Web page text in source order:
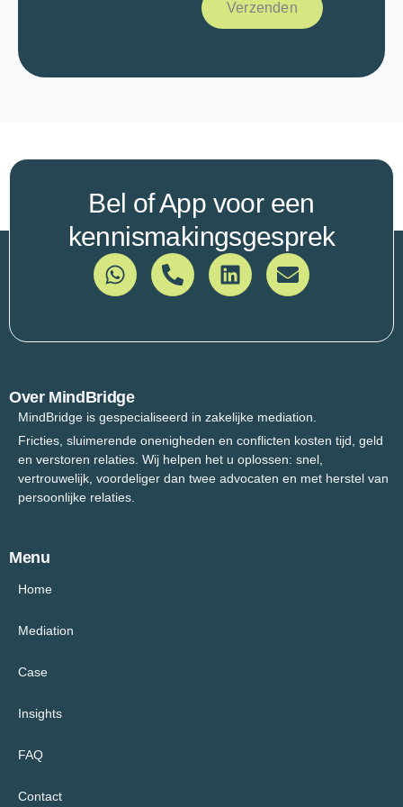
r
z
k
Verzenden
Bel of App voor een
kennismakingsgesprek
Over MindBridge
MindBridge is gespecialiseerd in zakelijke mediation.
Fricties, sluimerende onenigheden en conflicten kosten tijd, geld
en verstoren relaties. Wij helpen het u oplossen: snel,
vertrouwelijk, voordeliger dan twee advocaten en met herstel van
persoonlijke relaties.
Menu
Home
Mediation
Case
Insights
FAQ
Contact